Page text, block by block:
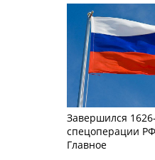
Завершился
спецоперации
Главное